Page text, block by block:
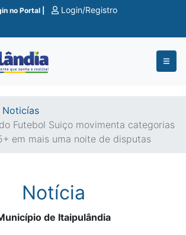
no Portal | Login/Registro
Noticías
Futebol Suiço movimenta categorias
em mais uma noite de disputas
Notícia
de Itaipulândia